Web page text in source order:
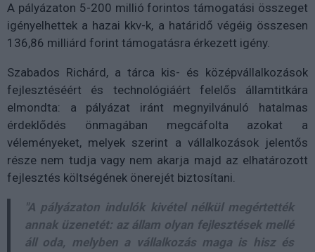
A pályázaton 5-200 millió forintos támogatási összeget
igényelhettek a hazai kkv-k, a határidő végéig összesen
136,86 milliárd forint támogatásra érkezett igény.
Szabados Richárd, a tárca kis- és középvállalkozások
fejlesztéséért és technológiáért felelős államtitkára
elmondta: a pályázat iránt megnyilvánuló hatalmas
érdeklődés önmagában megcáfolta azokat a
véleményeket, melyek szerint a vállalkozások jelentős
része nem tudja vagy nem akarja majd az elhatározott
fejlesztés költségének önerejét biztosítani.
"A pályázaton indulók kivétel nélkül megértették
annak üzenetét: az állam olyan fejlesztések mellé
áll oda, melyben a vállalkozás maga is hisz és